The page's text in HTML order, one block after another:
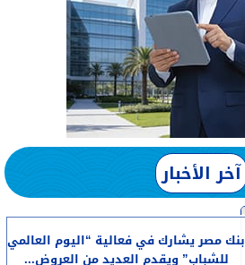
آخر الأخبار
بنك مصر يشارك في فعالية “اليوم العالمي
للشباب” ويقدم العديد من العروض...